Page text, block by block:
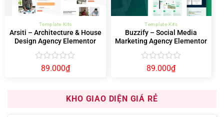
Template Kits
Arsiti – Architecture & House
Design Agency Elementor
Template Kit
Được
89.000₫
Template Kits
Buzzify – Social Media
Marketing Agency Elementor
Template Kit
Được
5
89.000₫
KHO GIAO DIỆN GIÁ RẺ